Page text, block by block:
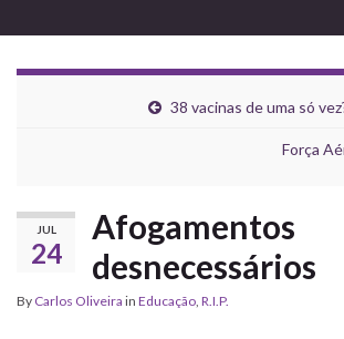
38 vacinas de uma só
Força
JUL
24
Afogamentos
desnecessários
By Carlos Oliveira in Educação, R.I.P.